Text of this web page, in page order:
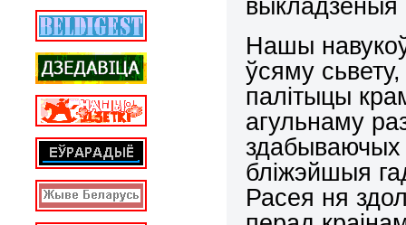
Нашы
ўсяму
палітыцы
агульнаму
здабываючых
бліжэйшыя
Расея ня